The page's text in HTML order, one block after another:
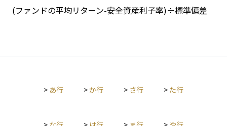
(ファンドの平均リターン-安全資産利子率)÷標準偏差
> あ行 >か行 > さ行 > た行